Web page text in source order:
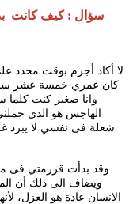
سؤال : كيف كانت
لا أكاد أجزم بوقت محدد
كان عمري خمسة عشر سنة
وانا صغير كنت
الهاجس هو الذي
شعلة فى نفسي لا يبرد
وقد بدأت قرزمتي فى
ويضاف الى ذلك أن
الانسان عادة هو الغزل،